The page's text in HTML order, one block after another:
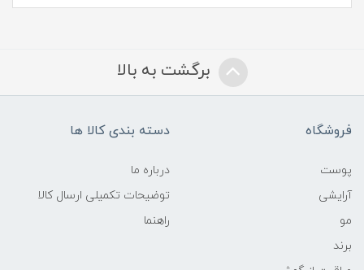
برگشت به بالا
فروشگاه
پوست
آرایشی
مو
برند
دسته بندی کالا ها
درباره ما
توضیحات تکمیلی ارسال کالا
راهنما